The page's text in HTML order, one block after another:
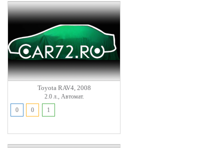
Toyota RAV4, 2008
2.0 л., Автомат.
0
0 1